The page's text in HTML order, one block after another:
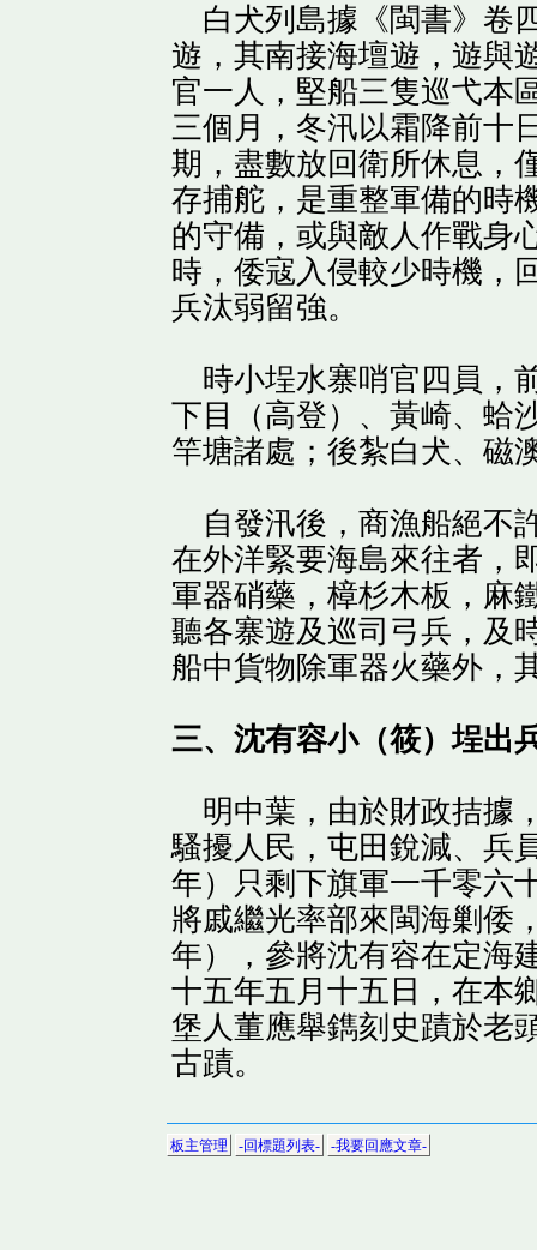
白犬列島據《閩書》卷
遊，其南接海壇遊，遊與
官一人，堅船三隻巡弋本
三個月，冬汛以霜降前十
期，盡數放回衛所休息，
存捕舵，是重整軍備的時
的守備，或與敵人作戰身
時，倭寇入侵較少時機，
兵汰弱留強。
時小埕水寨哨官四員，
下目（高登）、黃崎、蛤
竿塘諸處；後紮白犬、磁
自發汛後，商漁船絕不
在外洋緊要海島來往者，
軍器硝藥，樟杉木板，麻
聽各寨遊及巡司弓兵，及
船中貨物除軍器火藥外，
三、沈有容小（筱）埕出
明中葉，由於財政拮據
騷擾人民，屯田銳減、兵
年）只剩下旗軍一千零六
將戚繼光率部來閩海剿倭
年），參將沈有容在定海
十五年五月十五日，在本
堡人董應舉鐫刻史蹟於老
古蹟。
板主管理 -回標題列表- -我要回應文章-